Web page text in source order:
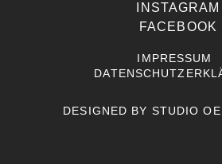
INSTAGRAM
FACEBOOK
IMPRESSUM
DESIGNED BY STUDIO